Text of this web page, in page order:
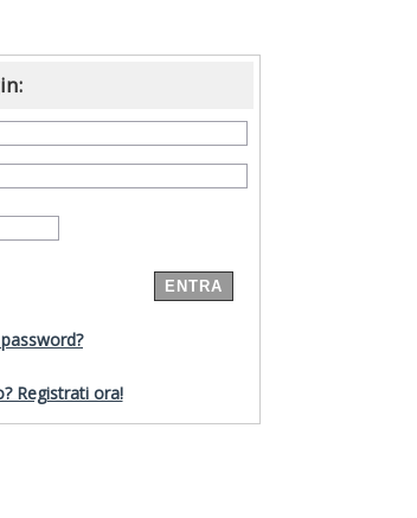
Registrati ora!